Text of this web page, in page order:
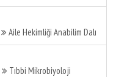
Aile Hekimliği Anabilim Dalı
Tıbbi Mikrobiyoloji